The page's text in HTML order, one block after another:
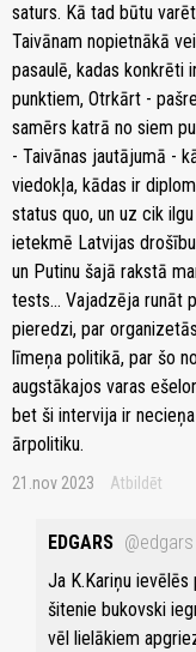
saturs. Kā tad būtu
Taivānam nopietnākā
pasaulē, kadas
punktiem, Otrkārt -
samērs katrā no siem
- Taivānas jautājumā -
viedokļa, kādas ir
status quo, un uz cik
ietekmē Latvijas
un Putinu šajā rakstā
tests... Vajadzēja runāt
pieredzi, par
līmeņa politikā, par šo
augstākajos varas
bet ši intervija ir
ārpolitiku.
21.nov 2023 Atbildēt
EDGARS @edgars
Ja K.Kariņu
šitenie bukovski
vēl lielākiem